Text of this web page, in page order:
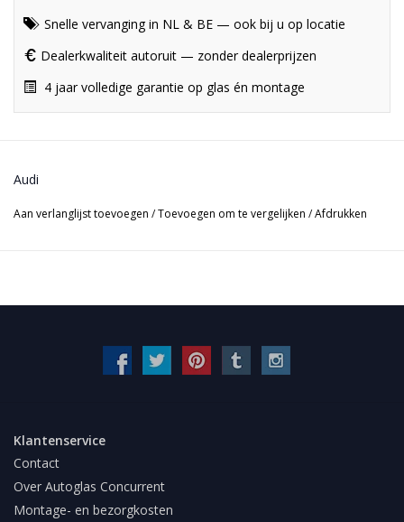
Snelle vervanging in NL & BE — ook bij u op locatie
Dealerkwaliteit autoruit — zonder dealerprijzen
4 jaar volledige garantie op glas én montage
Audi
Aan verlanglijst toevoegen /Toevoegen om te vergelijken /Afdrukken
Klantenservice
Contact
Over Autoglas Concurrent
Montage- en bezorgkosten